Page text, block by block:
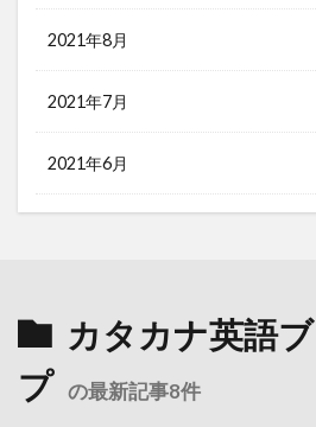
2021年8月
2021年7月
2021年6月
カタカナ英語
プ の最新記事8件